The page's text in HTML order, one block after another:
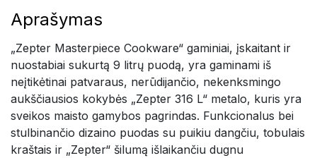
Aprašymas
„Zepter Masterpiece Cookware“ gaminiai, įskaitant ir
nuostabiai sukurtą 9 litrų puodą, yra gaminami iš
neįtikėtinai patvaraus, nerūdijančio, nekenksmingo
aukščiausios kokybės „Zepter 316 L“ metalo, kuris yra
sveikos maisto gamybos pagrindas. Funkcionalus bei
stulbinančio dizaino puodas su puikiu dangčiu, tobulais
kraštais ir „Zepter“ šilumą išlaikančiu dugnu